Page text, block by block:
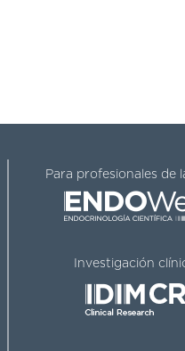
Para profesionales de
Investigación